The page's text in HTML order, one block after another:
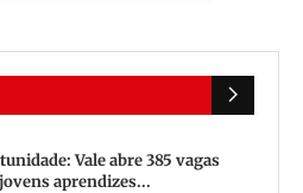
Vale abre 385 vagas
aprendizes...